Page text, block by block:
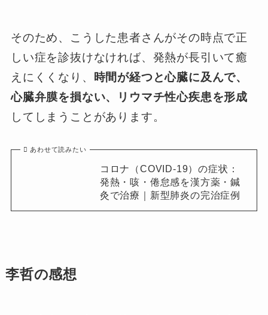
そのため、こうした患者さんがその時点で正
しい症を診抜けなければ、発熱が長引いて癒
えにくくなり、 時間が経つと心臓に及んで、
心臓弁膜を損ない、リウマチ性心疾患を形成
してしまうことがあります。
あわせて読みたい
コロナ（COVID-19）の症状：
発熱・咳・倦怠感を漢方薬・鍼
灸で治療｜新型肺炎の完治症例
李哲の感想